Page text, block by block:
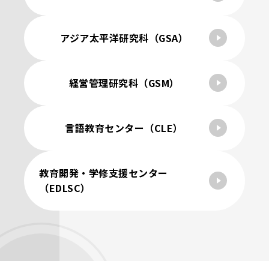
アジア太平洋研究科（GSA）
経営管理研究科（GSM）
言語教育センター（CLE）
教育開発・学修支援センター
（EDLSC）